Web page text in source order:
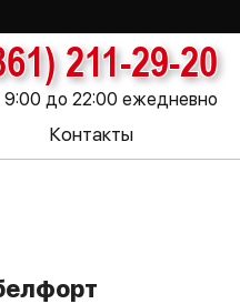
211-29-20
9:00 до 22:00 ежедневно
Контакты